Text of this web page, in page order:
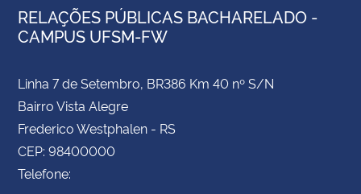
RELAÇÕES PÚBLICAS BACHARELADO -
CAMPUS UFSM-FW
Linha 7 de Setembro, BR386 Km 40 nº S/N
Bairro Vista Alegre
Frederico Westphalen - RS
CEP: 98400000
Telefone: